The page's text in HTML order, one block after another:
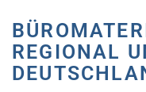
REGIONAL